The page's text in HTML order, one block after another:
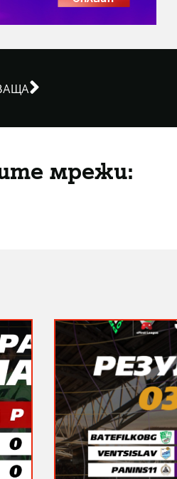
мрежи: